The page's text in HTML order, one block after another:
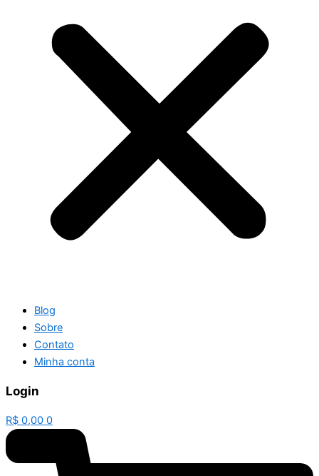
Blog
Sobre
Contato
Minha conta
Login
R$ 0,00 0